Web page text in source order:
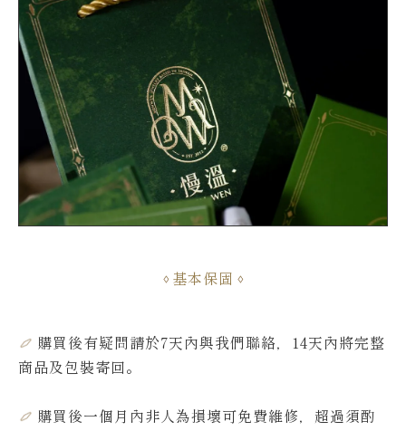
基本保固
購買後有疑問請於7天內與我們聯絡，14天內將完整
商品及包裝寄回。
購買後一個月內非人為損壞可免費維修，超過須酌